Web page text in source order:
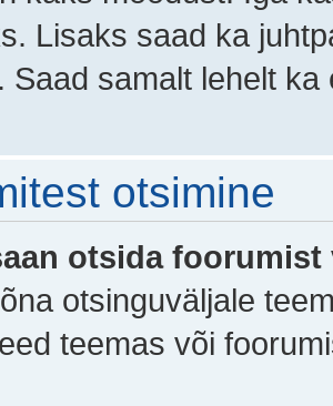
Lisaks saad ka
Saad samalt lehelt ka
otsimine
otsida
otsinguväljale
teemas või